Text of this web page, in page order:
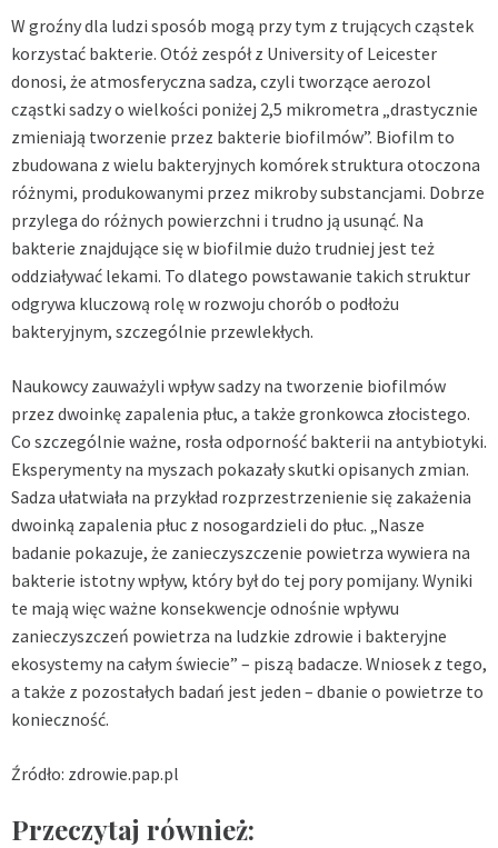
W groźny dla ludzi sposób mogą przy tym z trujących cząstek
korzystać bakterie. Otóż zespół z University of Leicester
donosi, że atmosferyczna sadza, czyli tworzące aerozol
cząstki sadzy o wielkości poniżej 2,5 mikrometra „drastycznie
zmieniają tworzenie przez bakterie biofilmów”. Biofilm to
zbudowana z wielu bakteryjnych komórek struktura otoczona
różnymi, produkowanymi przez mikroby substancjami. Dobrze
przylega do różnych powierzchni i trudno ją usunąć. Na
bakterie znajdujące się w biofilmie dużo trudniej jest też
oddziaływać lekami. To dlatego powstawanie takich struktur
odgrywa kluczową rolę w rozwoju chorób o podłożu
bakteryjnym, szczególnie przewlekłych.
Naukowcy zauważyli wpływ sadzy na tworzenie biofilmów
przez dwoinkę zapalenia płuc, a także gronkowca złocistego.
Co szczególnie ważne, rosła odporność bakterii na antybiotyki.
Eksperymenty na myszach pokazały skutki opisanych zmian.
Sadza ułatwiała na przykład rozprzestrzenienie się zakażenia
dwoinką zapalenia płuc z nosogardzieli do płuc. „Nasze
badanie pokazuje, że zanieczyszczenie powietrza wywiera na
bakterie istotny wpływ, który był do tej pory pomijany. Wyniki
te mają więc ważne konsekwencje odnośnie wpływu
zanieczyszczeń powietrza na ludzkie zdrowie i bakteryjne
ekosystemy na całym świecie” – piszą badacze. Wniosek z tego,
a także z pozostałych badań jest jeden – dbanie o powietrze to
konieczność.
Źródło: zdrowie.pap.pl
Przeczytaj również: